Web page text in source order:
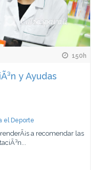
150h
y Ayudas
el Deporte
a recomendar las